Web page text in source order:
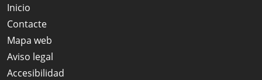
Inicio
Contacte
Mapa web
Aviso legal
Accesibilidad